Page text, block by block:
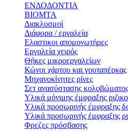
ΕΝΔΟΔΟΝΤΙΑ
BIOMTA
Διακλυσμοί
Διάφορα / εργαλεία
Ελαστικοι απομονωτήρες
Εργαλεία χειρός
Θήκες μικροεργαλείων
Κώνοι χάρτου και γουταπέρκας
Μηχανοκίνητες ρίνες
Σετ ανασύστασης κολοβώματος
Υλικά μόνιμης έμφραξης
Υλικά προσωρινής έμφραξης
Υλικά προσωρινής έμφραξης
Φρεζες πρόσβασης